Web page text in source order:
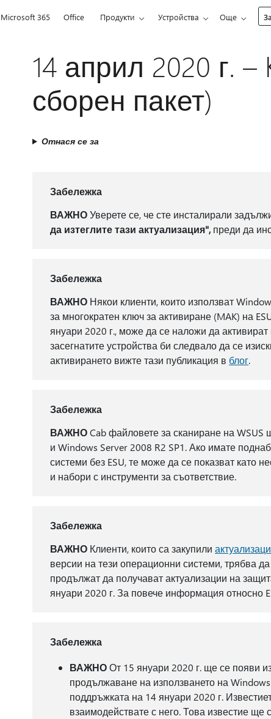
Microsoft 365 Office Продукти Устройства Още
14 април 2020 г.
сборен пакет)
Отнася се за
Забележка
ВАЖНОУверете се, че сте инсталирали
да изтеглите тази актуализация", преди да
Забележка
ВАЖНО Някои клиенти, които използват
за многократен ключ за активиране (MAK) на
януари 2020 г., може да се наложи да
засегнатите устройства би следвало да се
активирането вижте тази публикация в блог.
Забележка
ВАЖНОCab файловете за сканиране на
и Windows Server 2008 R2 SP1. Ако имате
системи без ESU, те може да се показват като
и набори с инструменти за съответствие.
Забележка
ВАЖНО Клиенти, които са закупили
версии на тези операционни системи, трябва
продължат да получават актуализации на
януари 2020 г. За повече информация относно
Забележка
ВАЖНООт 15 януари 2020 г. ще се появи
продължаване на използването на
поддръжката на 14 януари 2020 г.
взаимодействате с него. Това известие